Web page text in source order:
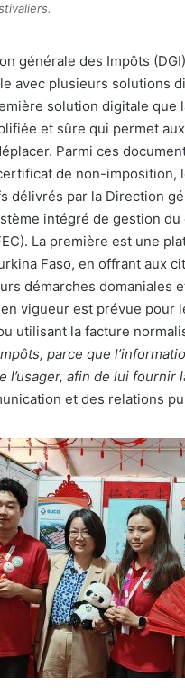
générale des Impôts
avec plusieurs solutions
solution digitale
et sûre qui permet
Parmi ces
de non-imposition,
délivrés par la Direction
intégré de gestion
La première est une
Faso, en offrant aux
démarches domaniales
vigueur est prévue pour
utilisant la facture
parce que
l’usager, afin de lui fournir
et des relations